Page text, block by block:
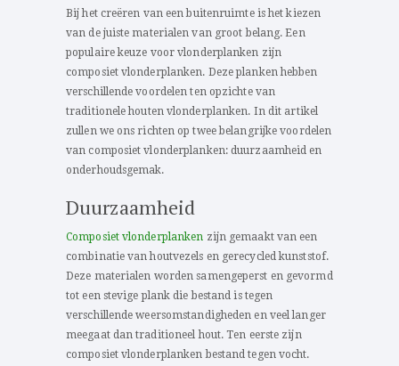
Bij het creëren van een buitenruimte is het kiezen
van de juiste materialen van groot belang. Een
populaire keuze voor vlonderplanken zijn
composiet vlonderplanken. Deze planken hebben
verschillende voordelen ten opzichte van
traditionele houten vlonderplanken. In dit artikel
zullen we ons richten op twee belangrijke voordelen
van composiet vlonderplanken: duurzaamheid en
onderhoudsgemak.
Duurzaamheid
Composiet vlonderplanken zijn gemaakt van een
combinatie van houtvezels en gerecycled kunststof.
Deze materialen worden samengeperst en gevormd
tot een stevige plank die bestand is tegen
verschillende weersomstandigheden en veel langer
meegaat dan traditioneel hout. Ten eerste zijn
composiet vlonderplanken bestand tegen vocht.